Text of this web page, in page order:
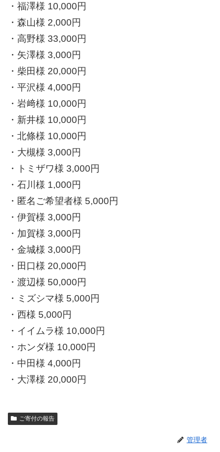
・福澤様 10,000円
・森山様 2,000円
・高野様 33,000円
​・矢澤様 3,000円
​・柴田様 20,000円
​・平沢様 4,000円
・岩﨑様 10,000円
・新井様 10,000円
・北條様 10,000円
・大槻様 3,000円
・トミザワ様 3,000円
・石川様 1,000円
・匿名ご希望者様 5,000円
・伊賀様 3,000円
・加賀様 3,000円
・金城様 3,000円
・田口様 20,000円
・渡辺様 50,000円
・ミズシマ様 5,000円
・西様 5,000円
・イイムラ様 10,000円
・ホンダ様 10,000円
・中田様 4,000円
・大澤様 20,000円
ご寄付の報告
管理者